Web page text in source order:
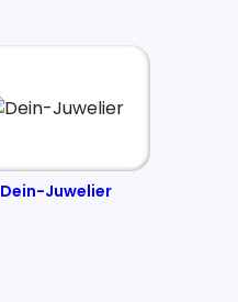
Dein-Juwelier